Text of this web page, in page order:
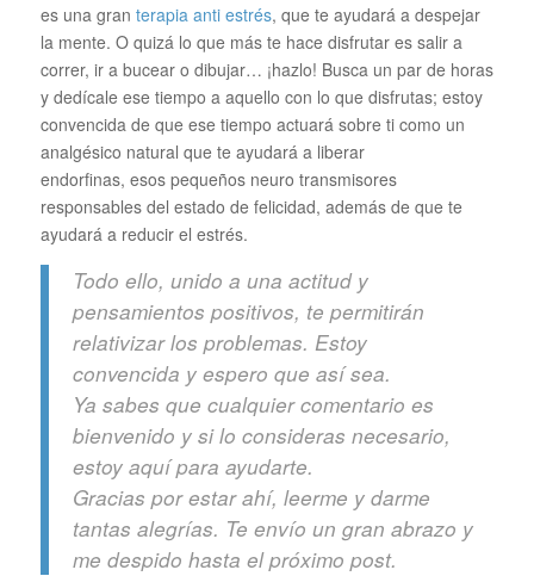
es una gran terapia anti estrés, que te ayudará a despejar
la mente. O quizá lo que más te hace disfrutar es salir a
correr, ir a bucear o dibujar… ¡hazlo! Busca un par de horas
y dedícale ese tiempo a aquello con lo que disfrutas; estoy
convencida de que ese tiempo actuará sobre ti como un
analgésico natural que te ayudará a liberar
endorfinas, esos pequeños neuro transmisores
responsables del estado de felicidad, además de que te
ayudará a reducir el estrés.
Todo ello, unido a una actitud y
pensamientos positivos, te permitirán
relativizar los problemas. Estoy
convencida y espero que así sea.
Ya sabes que cualquier comentario es
bienvenido y si lo consideras necesario,
estoy aquí para ayudarte.
Gracias por estar ahí, leerme y darme
tantas alegrías. Te envío un gran abrazo y
me despido hasta el próximo post.